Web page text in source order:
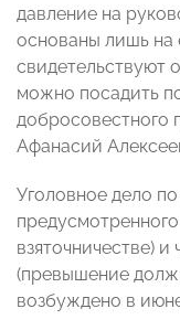
давление на
основаны лишь на
свидетельствуют
можно посадить
добросовестного
Афанасий
Уголовное дело
предусмотренного
взяточничестве) и
(превышение
возбуждено в